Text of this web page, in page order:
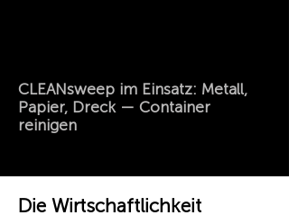
CLEANsweep im Einsatz: Metall,
Papier, Dreck — Container
reinigen
Die Wirtschaftlichkeit